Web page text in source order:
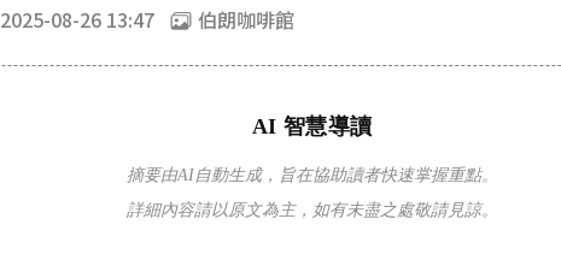
2025-08-26 13:47 伯朗咖啡館
AI 智慧導讀
摘要由AI自動生成，旨在協助讀者快速掌握重點。
詳細內容請以原文為主，如有未盡之處敬請見諒。